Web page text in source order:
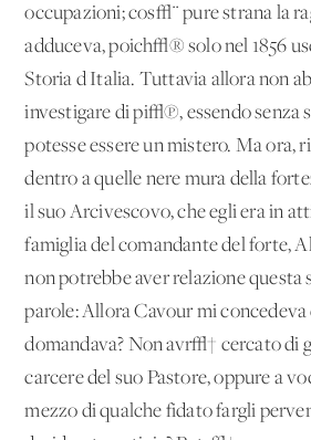
occupazioni; cos√¨ pure strana la
adduceva, poich√® solo nel 1856
Storia d'Italia. Tuttavia allora non
investigare di pi√π, essendo senza
potesse essere un mistero. Ma ora,
dentro a quelle nere mura della
il suo Arcivescovo, che egli era in
famiglia del comandante del forte,
non potrebbe aver relazione questa
parole: Allora Cavour mi concedeva
domandava? Non avr√† cercato di
carcere del suo Pastore, oppure a
mezzo di qualche fidato fargli